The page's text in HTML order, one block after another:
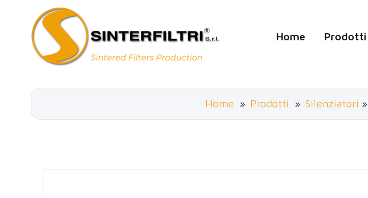
Home Prodotti
Home » Prodotti » Silenziatori »